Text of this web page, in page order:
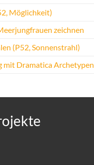
Möglichkeit)
zeichnen
(P52, Sonnenstrahl)
mit Dramatica Archetypen